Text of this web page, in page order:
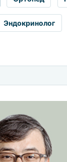
Эндокринолог